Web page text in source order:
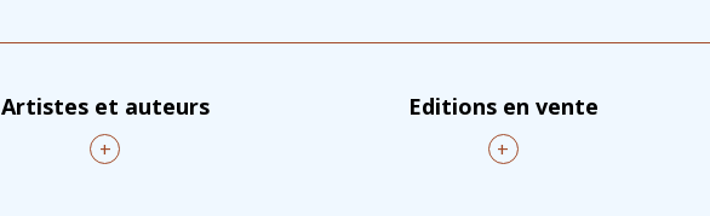
Artistes et auteurs
+
Editions en vente
+